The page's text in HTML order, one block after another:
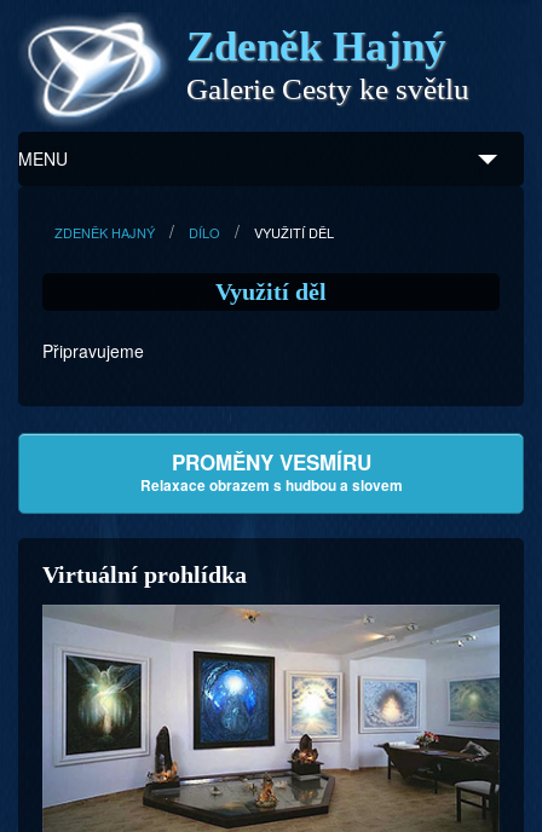
Zdeněk Hajný
Galerie Cesty ke světlu
MENU
Zdeněk Hajný
Program
Doprovodný prodej
Kontakty
ZDENĚK HAJNÝ DÍLO VYUŽITÍ DĚL
Využití děl
Připravujeme
PROMĚNY VESMÍRU
Relaxace obrazem s hudbou a slovem
Virtuální prohlídka